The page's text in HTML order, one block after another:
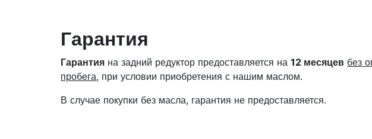
Гарантия
Гарантия на задний редуктор предоставляется на 12 месяцев без
пробега, при условии приобретения с нашим маслом.
В случае покупки без масла, гарантия не предоставляется.